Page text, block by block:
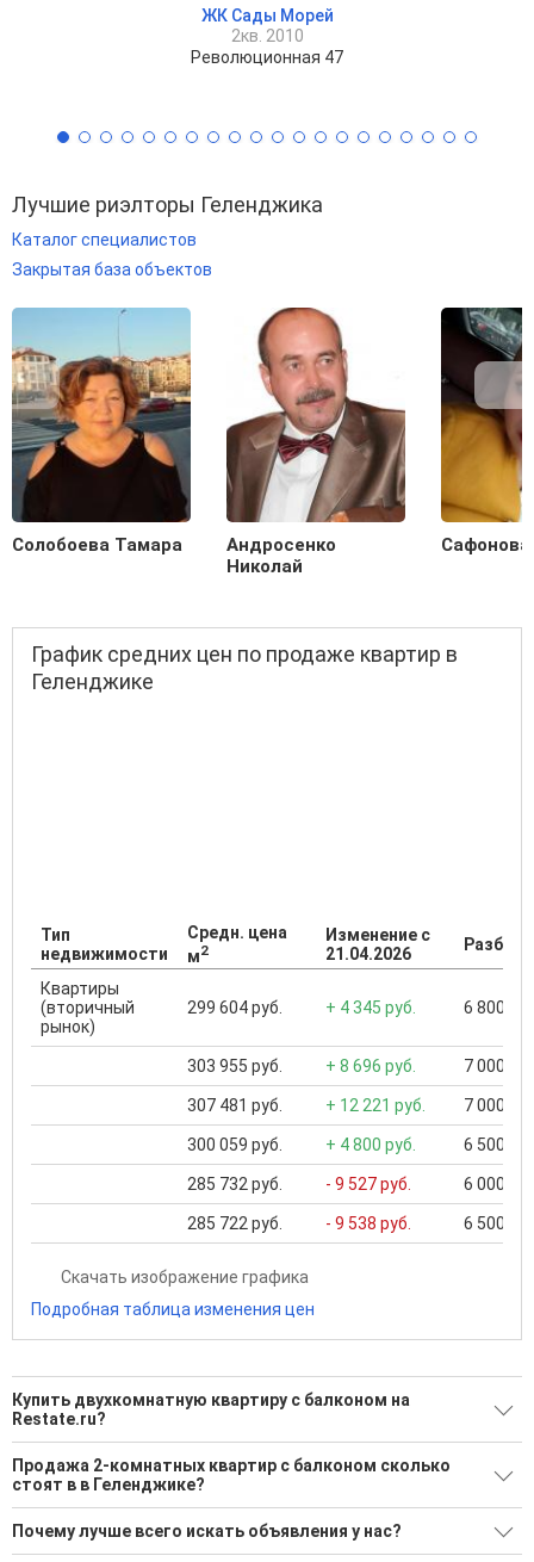
ЖК Сады Морей
2кв. 2010
Революционная 47
Лучшие риэлторы Геленджика
Каталог специалистов
Закрытая база объектов
Солобоева Тамара
Андросенко
Николай
График средних цен по продаже квартир в
Геленджике
Тип
недвижимости
Средн. цена
м2
Изменение с
21.04.2026
Квартиры
(вторичный
рынок)
299 604 руб. + 4 345 руб. 6 800
303 955 руб. + 8 696 руб. 7 000
307 481 руб. + 12 221 руб. 7 000
300 059 руб. + 4 800 руб. 6 500
285 732 руб. - 9 527 руб. 6 000
285 722 руб. - 9 538 руб. 6 500
Скачать изображение графика
Подробная таблица изменения цен
Купить двухкомнатную квартиру с балконом на
Restate.ru?
Ищите, как Купить двухкомнатную квартиру с балконом?
81 актуальное и проверенное объявление
Воспользуйтесь нашим поиском по новостройкам, для
подбора подходящего вам варианта
Продажа 2-комнатных квартир с балконом сколько
стоят в в Геленджике?
Минимальная цена: 7 500 000 Р. Максимальная цена: 202
990 000 Р; Средняя: 22 637 808 Р
Почему лучше всего искать объявления у нас?